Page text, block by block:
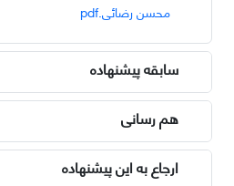
محسن رضائی.pdf
سابقه پیشنهاده
هم رسانی
ارجاع به این پیشنهاده